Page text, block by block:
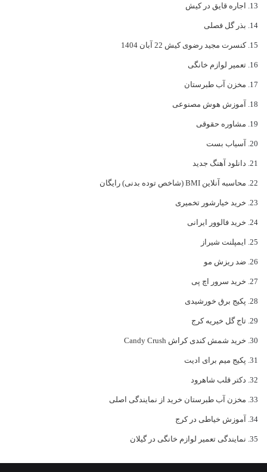
اجاره قایق در کیش
بذر گل فصلی
کنسرت مجید رضوی کیش 22 آبان 1404
تعمیر لوازم خانگی
مخزن آب طبرستان
آموزش هوش مصنوعی
مشاوره حقوقی
آسیاب بست
دانلود آهنگ جدید
محاسبه آنلاین BMI (شاخص توده بدنی) رایگان
خرید خیارشور تخمیری
خرید فالوور ایرانی
ایمپلنت شیراز
ضد ریزش مو
خرید سرور اچ پی
پکیج برق خورشیدی
تاج گل خیریه کرج
خرید شمش کندی کراش Candy Crush
پکیج میم برای ادیت
دکتر قلب شاهرود
مخزن آب طبرستان خرید از نمایندگی اصلی
آموزش خیاطی در کرج
نمایندگی تعمیر لوازم خانگی در گیلان